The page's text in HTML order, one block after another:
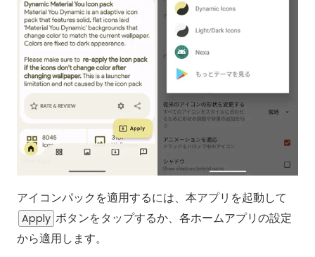
アイコンパックを適用するには、本アプリを起動して
Apply ボタンをタップするか、各ホームアプリの設定
から適用します。